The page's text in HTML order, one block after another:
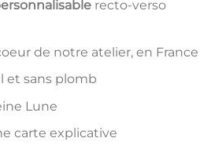
recto-verso
de notre atelier, en France
et sans plomb
Lune
carte explicative